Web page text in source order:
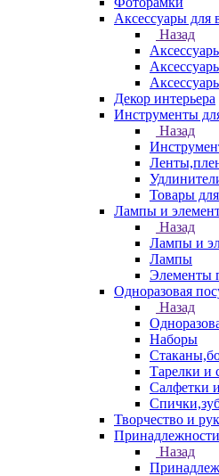
Аксессуары для
Назад
Декор интерьера
Инструменты
Назад
Товары
Лампы и
Назад
Лампы и
Лампы
Элементы
Одноразовая
Назад
Наборы
Тарелки и
Салфетки
Творчество и
Назад